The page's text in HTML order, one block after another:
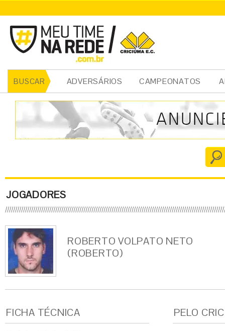
BUSCAR ADVERSÁRIOS CAMPEONATOS
JOGADORES
ROBERTO VOLPATO NETO
(ROBERTO)
FICHA TÉCNICA PELO